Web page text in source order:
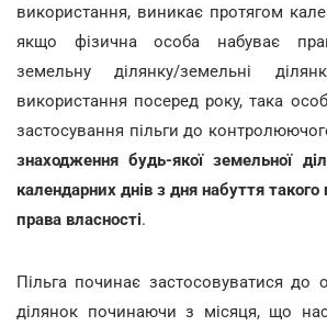
використання, виникає протягом
якщо фізична особа набуває
земельну ділянку/земельні
використання посеред року, така
застосування пільги до
знаходження будь-якої земельної
календарних днів з дня набуття такого
права власності.
Пільга починає застосовуватися до
ділянок починаючи з місяця, що